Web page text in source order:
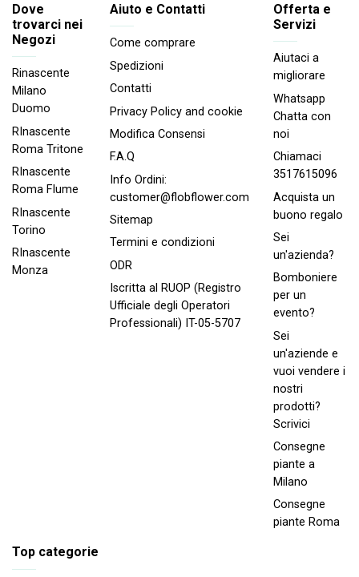
Dove
trovarci nei
Negozi
Rinascente
Milano
Duomo
RInascente
Roma Tritone
RInascente
Roma FIume
RInascente
Torino
RInascente
Monza
Aiuto e Contatti
Come comprare
Spedizioni
Contatti
Privacy Policy and cookie
Modifica Consensi
F.A.Q
Info Ordini:
customer@flobflower.com
Sitemap
Termini e condizioni
ODR
Iscritta al RUOP (Registro
Ufficiale degli Operatori
Professionali) IT-05-5707
Offerta e
Servizi
Aiutaci a
migliorare
Whatsapp
Chatta con
noi
Chiamaci
3517615096
Acquista un
buono regalo
Sei
un'azienda?
Bomboniere
per un
evento?
Sei
un'aziende e
vuoi vendere i
nostri
prodotti?
Scrivici
Consegne
piante a
Milano
Consegne
piante Roma
Top categorie